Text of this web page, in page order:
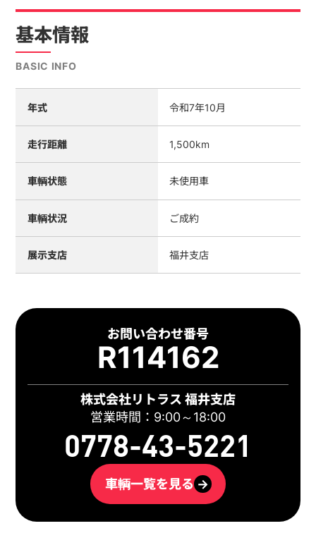
基本情報
BASIC INFO
年式 令和7年10月
走行距離 1,500km
車輌状態 未使用車
車輌状況 ご成約
展示支店 福井支店
お問い合わせ番号
R114162
株式会社リトラス 福井支店
営業時間：9:00～18:00
0778-43-5221
車輌一覧を見る →